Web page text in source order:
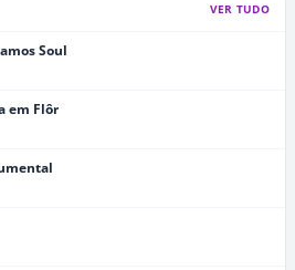
VER TUDO
Soul
em Flôr